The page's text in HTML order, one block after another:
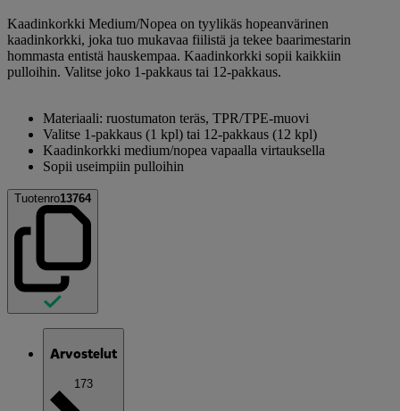
Kaadinkorkki Medium/Nopea on tyylikäs hopeanvärinen
kaadinkorkki, joka tuo mukavaa fiilistä ja tekee baarimestarin
hommasta entistä hauskempaa. Kaadinkorkki sopii kaikkiin
pulloihin. Valitse joko 1-pakkaus tai 12-pakkaus.
Materiaali: ruostumaton teräs, TPR/TPE-muovi
Valitse 1-pakkaus (1 kpl) tai 12-pakkaus (12 kpl)
Kaadinkorkki medium/nopea vapaalla virtauksella
Sopii useimpiin pulloihin
Tuotenro13764
Arvostelut
173